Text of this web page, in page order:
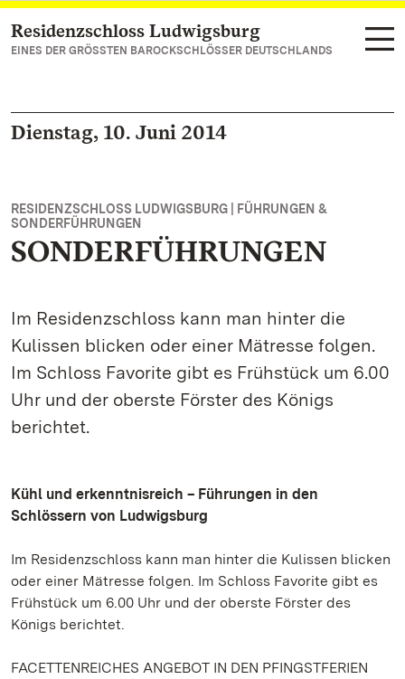
Zum Hauptinhalt springen
Residenzschloss Ludwigsburg
EINES DER GRÖSSTEN BAROCKSCHLÖSSER DEUTSCHLANDS
Dienstag, 10. Juni 2014
RESIDENZSCHLOSS LUDWIGSBURG | FÜHRUNGEN &
SONDERFÜHRUNGEN
SONDERFÜHRUNGEN
Im Residenzschloss kann man hinter die
Kulissen blicken oder einer Mätresse folgen.
Im Schloss Favorite gibt es Frühstück um 6.00
Uhr und der oberste Förster des Königs
berichtet.
Kühl und erkenntnisreich – Führungen in den
Schlössern von Ludwigsburg
Im Residenzschloss kann man hinter die Kulissen blicken
oder einer Mätresse folgen. Im Schloss Favorite gibt es
Frühstück um 6.00 Uhr und der oberste Förster des
Königs berichtet.
FACETTENREICHES ANGEBOT IN DEN PFINGSTFERIEN